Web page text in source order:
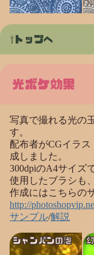
トップへ
光ボケ効果
写真で撮れる光の
す。
配布者がCGイラ
成しました。
300dpiのA4サイズ
使用したブラシも
作成にはこちらの
http://
サンプル/解説
シャンパンの泡